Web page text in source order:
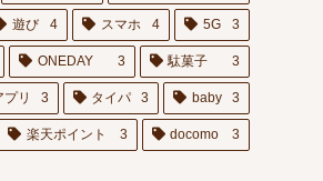
遊び 4 スマホ 4 5G 3
ONEDAY 3 駄菓子 3
プリ 3 タイパ 3 baby 3
楽天ポイント 3 docomo 3